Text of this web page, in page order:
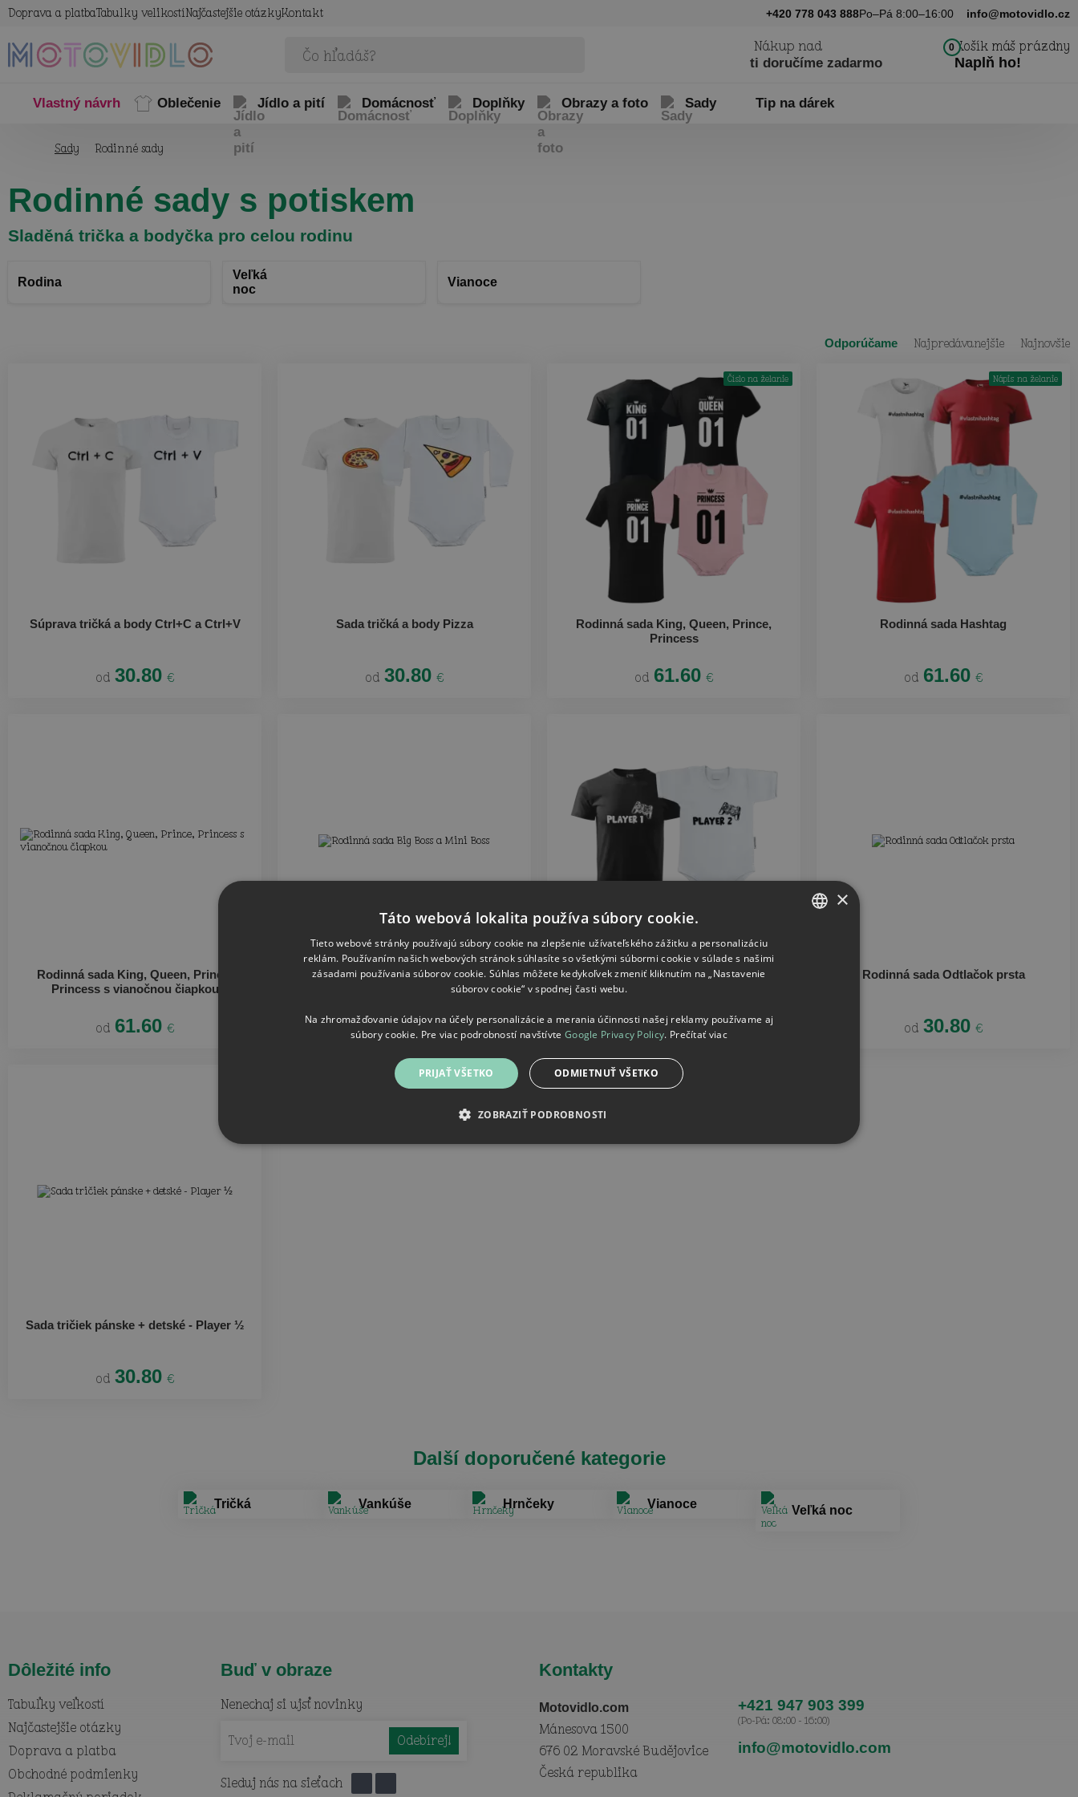
Doprava a platbaTabulky velikostíNajčastejšie otázkyKontakt +420 778 043 888Po–Pá 8:00–16:00 info@motovidlo.cz
Nákup nad
ti doručíme zadarmo
0Košík máš prázdny
Naplň ho!
Vlastný návrh Oblečenie Jídlo a pití Domácnosť Doplňky Obrazy a foto Sady Tip na dárek
Sady Rodinné sady
Rodinné sady s potiskem
Sladěná trička a bodyčka pro celou rodinu
Rodina
Veľká
noc
Vianoce
Odporúčame Najpredávanejšie Najnovšie
Súprava tričká a body Ctrl+C a Ctrl+V
od 30.80 €
Sada tričká a body Pizza
od 30.80 €
Číslo na želanie
Rodinná sada King, Queen, Prince,
Princess
od 61.60 €
Nápis na želanie
Rodinná sada Hashtag
od 61.60 €
Rodinná sada King, Queen, Prince,
Princess s vianočnou čiapkou
od 61.60 €
Rodinná sada Big Boss a Mini Boss
30.80
Sada tričká a body Player ½
od 30.80 €
Rodinná sada Odtlačok prsta
od 30.80 €
Sada tričiek pánske + detské - Player ½
od 30.80 €
Další doporučené kategorie
Tričká Vankúše Hrnčeky Vianoce Veľká noc
Dôležité info
Tabuľky veľkostí
Najčastejšie otázky
Doprava a platba
Obchodné podmienky
Buď v obraze
Nenechaj si ujsť novinky
Sleduj nás na sieťach
Kontakty
Motovidlo.com
Mánesova 1500
676 02 Moravské Budějovice
Česká republika
+421 947 903 399
(Po-Pá: 08:00 - 16:00)
info@motovidlo.com
×
Táto webová lokalita používa súbory cookie.
Tieto webové stránky používajú súbory cookie na zlepšenie užívateľského zážitku a personalizáciu
reklám. Používaním našich webových stránok súhlasíte so všetkými súbormi cookie v súlade s našimi
zásadami používania súborov cookie. Súhlas môžete kedykoľvek zmeniť kliknutím na „Nastavenie
súborov cookie“ v spodnej časti webu.
Na zhromažďovanie údajov na účely personalizácie a merania účinnosti našej reklamy používame aj
súbory cookie. Pre viac podrobností navštívte Google Privacy Policy. Prečítať viac
PRIJAŤ VŠETKO ODMIETNUŤ VŠETKO
ZOBRAZIŤ PODROBNOSTI